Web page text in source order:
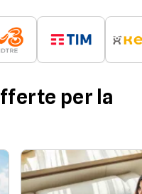
per la